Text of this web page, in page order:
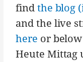
findthe blog
and the live
here or
Heute Mittag